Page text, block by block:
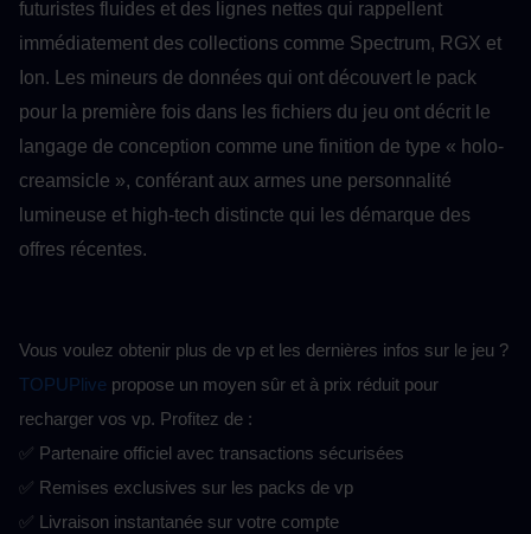
futuristes fluides et des lignes nettes qui rappellent
immédiatement des collections comme Spectrum, RGX et
Ion. Les mineurs de données qui ont découvert le pack
pour la première fois dans les fichiers du jeu ont décrit le
langage de conception comme une finition de type « holo-
creamsicle », conférant aux armes une personnalité
lumineuse et high-tech distincte qui les démarque des
offres récentes.
Vous voulez obtenir plus de vp et les dernières infos sur le jeu ?
TOPUPlive propose un moyen sûr et à prix réduit pour
recharger vos vp. Profitez de :
✅ Partenaire officiel avec transactions sécurisées
✅ Remises exclusives sur les packs de vp
✅ Livraison instantanée sur votre compte